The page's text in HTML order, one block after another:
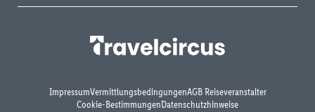
ImpressumVermittlungsbedingungenAGB Reiseveranstalter
Cookie-BestimmungenDatenschutzhinweise